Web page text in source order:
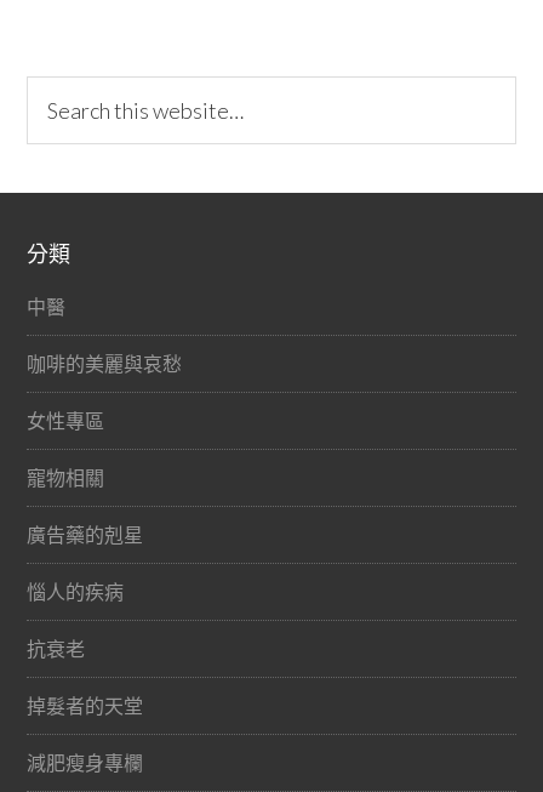
分類
中醫
咖啡的美麗與哀愁
女性專區
寵物相關
廣告藥的剋星
惱人的疾病
抗衰老
掉髮者的天堂
減肥瘦身專欄